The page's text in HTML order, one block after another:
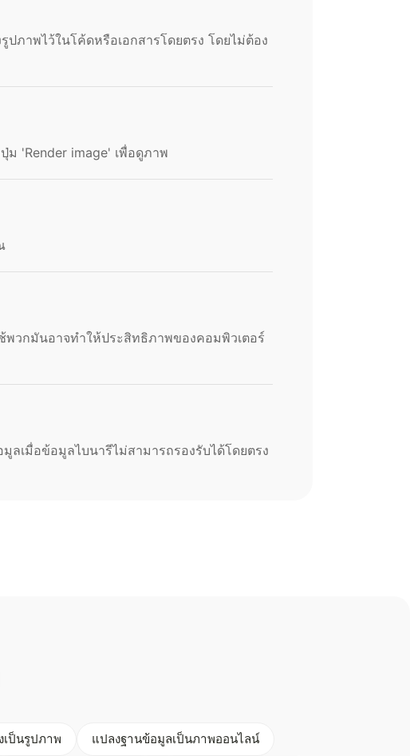
ภาพไว้ในโค้ดหรือเอกสารโดยตรง โดยไม่ต้อง
'Render image' เพื่อดูภาพ
วกมันอาจทำให้ประสิทธิภาพของคอมพิวเตอร์
ลเมื่อข้อมูลไบนารีไม่สามารถรองรับได้โดยตรง
เป็นรูปภาพ แปลงฐานข้อมูลเป็นภาพออนไลน์